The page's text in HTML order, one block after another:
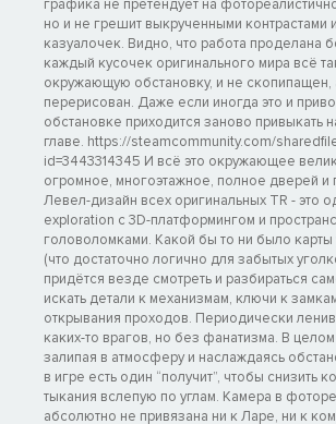
графика не претендует на
но и не грешит выкрученными контрастами
казуалочек. Видно, что работа проделана
каждый кусочек оригинального мира всё
окружающую обстановку, и не скопипащен,
перерисован. Даже если иногда это и
обстановке приходится заново привыкать
главе. https://steamcommunity.com/
id=3443314345 И всё это окружающее
огромное, многоэтажное, полное дверей и
Левел-дизайн всех оригинальных TR - это
exploration с 3D-платформингом и
головоломками. Какой бы то ни было карты
(что достаточно логично для забытых
придётся везде смотреть и разбираться
искать детали к механизмам, ключи к
открывания проходов. Периодически
каких-то врагов, но без фанатизма. В
залипая в атмосферу и наслаждаясь
в игре есть один “получит”, чтобы снизить
тыкания вслепую по углам. Камера в
абсолютно не привязана ни к Ларе, ни к